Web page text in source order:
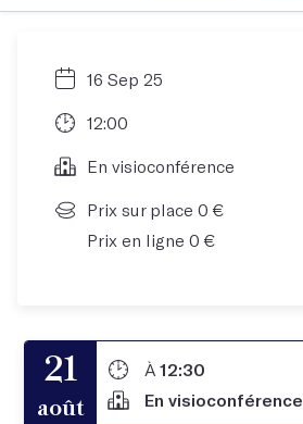
16 Sep 25
12:00
En visioconférence
Prix sur place 0 €
Prix en ligne 0 €
21
août
À 12:30
En visioconférence